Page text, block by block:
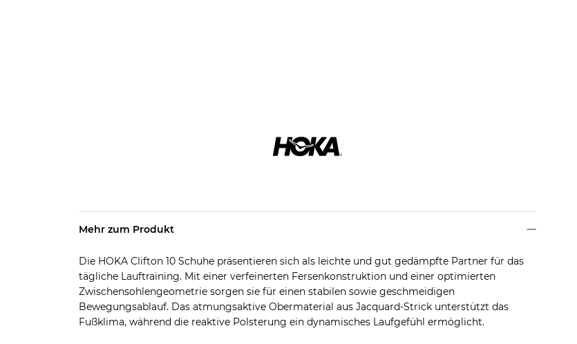
Mehr zum Produkt
Die HOKA Clifton 10 Schuhe präsentieren sich als leichte und gut gedämpfte Partner für das
tägliche Lauftraining. Mit einer verfeinerten Fersenkonstruktion und einer optimierten
Zwischensohlengeometrie sorgen sie für einen stabilen sowie geschmeidigen
Bewegungsablauf. Das atmungsaktive Obermaterial aus Jacquard-Strick unterstützt das
Fußklima, während die reaktive Polsterung ein dynamisches Laufgefühl ermöglicht.